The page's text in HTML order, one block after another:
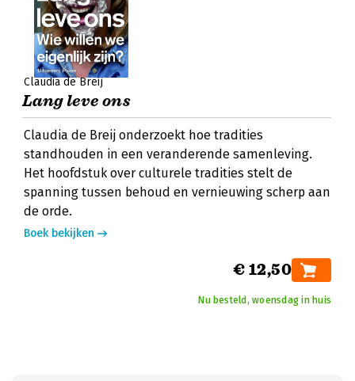
Claudia de Breij
Lang leve ons
Claudia de Breij onderzoekt hoe tradities
standhouden in een veranderende samenleving.
Het hoofdstuk over culturele tradities stelt de
spanning tussen behoud en vernieuwing scherp aan
de orde.
Boek bekijken
€ 12,50
Nu besteld, woensdag in huis